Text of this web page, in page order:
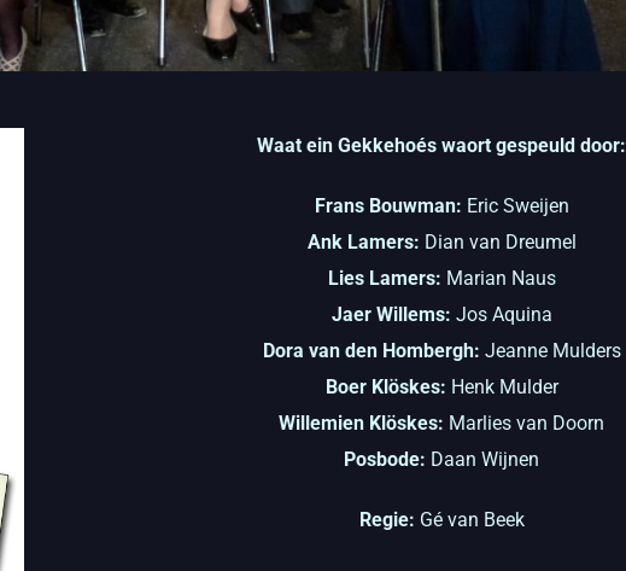
Waat ein Gekkehoés waort gespeuld door:
Frans Bouwman: Eric Sweijen
Ank Lamers: Dian van Dreumel
Lies Lamers: Marian Naus
Jaer Willems: Jos Aquina
Dora van den Hombergh: Jeanne Mulders
Boer Klöskes: Henk Mulder
Willemien Klöskes: Marlies van Doorn
Posbode: Daan Wijnen
Regie: Gé van Beek